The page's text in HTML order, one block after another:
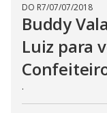
DO R7/07/07/2018
Buddy
Luiz para
.